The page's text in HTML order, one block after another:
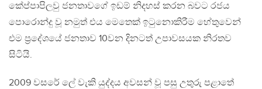
කේප්පාපිලවු ජනතාවගේ ඉඩම් නිදහස් කරන බවට රජය
පොරොන්දු වූ නමුත් එය මෙතෙක් ඉටුනොකිරීම හේතුවෙන්
එම ප්‍රදේශයේ ජනතාව 10වන දිනටත් උපාවසයක නිරතව
සිටියි.
2009 වසරේ ලේ වැකි යුද්දය අවසන් වූ පසු උතුරු පළාතේ